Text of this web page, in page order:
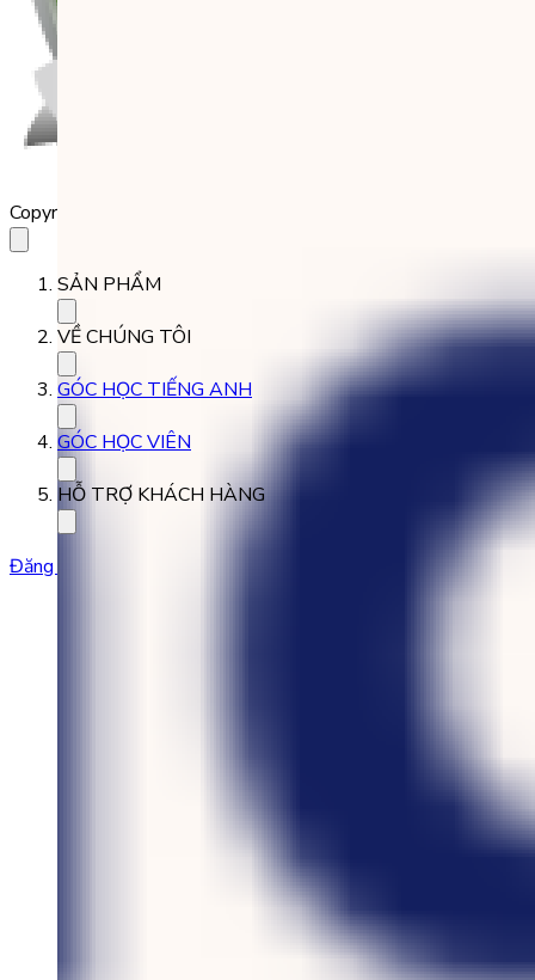
Copyright 2023 Babilala Class
SẢN PHẨM
VỀ CHÚNG TÔI
GÓC HỌC TIẾNG ANH
GÓC HỌC VIÊN
HỖ TRỢ KHÁCH HÀNG
Đăng ký học